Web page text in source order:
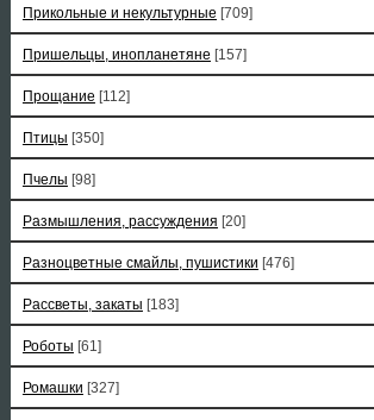
Прикольные и некультурные [709]
Пришельцы, инопланетяне [157]
Прощание [112]
Птицы [350]
Пчелы [98]
Размышления, рассуждения [20]
Разноцветные смайлы, пушистики [476]
Рассветы, закаты [183]
Роботы [61]
Ромашки [327]